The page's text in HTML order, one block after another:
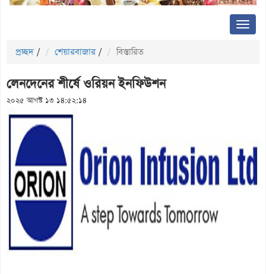
প্রচ্ছদ / শেয়ারবাজার / বিস্তারিত
লেনদেনের শীর্ষে ওরিয়ন ইনফিউশন
২০২৫ আগস্ট ১৩ ১৪:৫২:১৪